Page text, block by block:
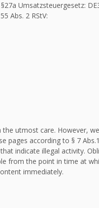
Umsatzsteuergesetz:
Abs. 2 RStV:
utmost care. However,
pages according to § 7
indicate illegal activity.
from the point in time at
immediately.